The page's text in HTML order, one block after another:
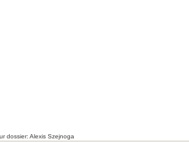
dossier: Alexis Szejnoga